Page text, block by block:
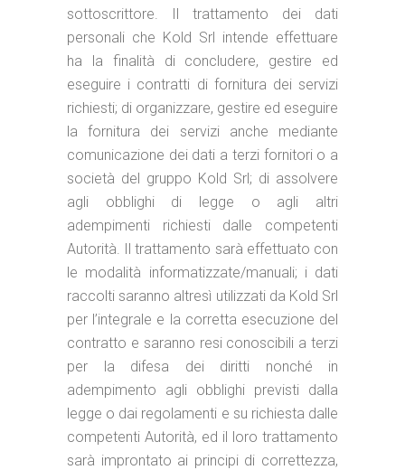
sottoscrittore. Il trattamento dei dati
personali che Kold Srl intende effettuare
ha la finalità di concludere, gestire ed
eseguire i contratti di fornitura dei servizi
richiesti; di organizzare, gestire ed eseguire
la fornitura dei servizi anche mediante
comunicazione dei dati a terzi fornitori o a
società del gruppo Kold Srl; di assolvere
agli obblighi di legge o agli altri
adempimenti richiesti dalle competenti
Autorità. Il trattamento sarà effettuato con
le modalità informatizzate/manuali; i dati
raccolti saranno altresì utilizzati da Kold Srl
per l’integrale e la corretta esecuzione del
contratto e saranno resi conoscibili a terzi
per la difesa dei diritti nonché in
adempimento agli obblighi previsti dalla
legge o dai regolamenti e su richiesta dalle
competenti Autorità, ed il loro trattamento
sarà improntato ai principi di correttezza,